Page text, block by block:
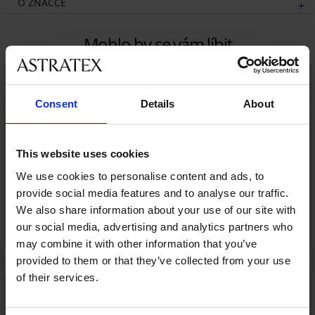
Consent Details About
This website uses cookies
We use cookies to personalise content and ads, to
provide social media features and to analyse our traffic.
We also share information about your use of our site with
our social media, advertising and analytics partners who
may combine it with other information that you’ve
provided to them or that they’ve collected from your use
of their services.
Mohlo by se vám líbit